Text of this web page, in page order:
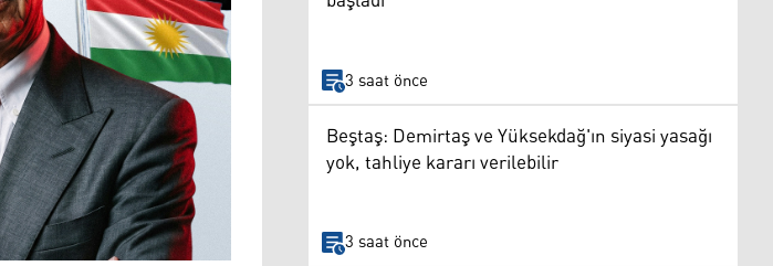
3 saat önce
Beştaş: Demirtaş ve Yüksekdağ'ın siyasi yasağı
yok, tahliye kararı verilebilir
3 saat önce